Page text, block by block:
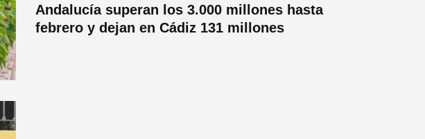
Andalucía superan los 3.000 millones hasta
febrero y dejan en Cádiz 131 millones